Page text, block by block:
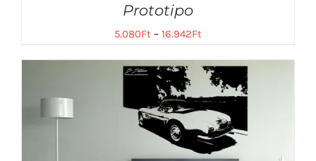
Prototipo
5.080Ft – 16.942Ft